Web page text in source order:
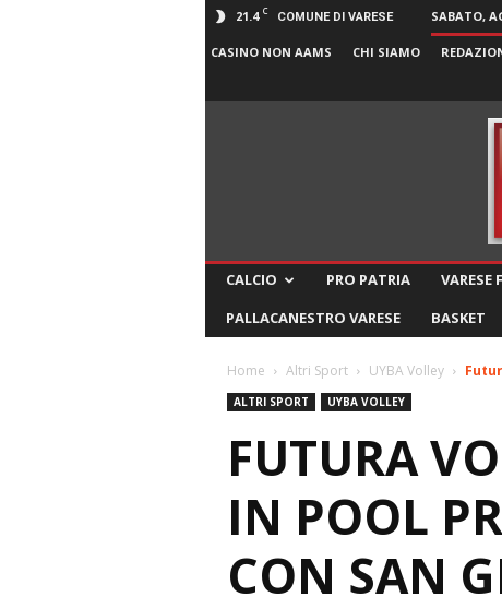
21.4 C COMUNE DI VARESE SABATO,
CASINO NON AAMS CHI SIAMO
CALCIO PRO PATRIA VARESE
PALLACANESTRO VARESE
BASKET
Home Altri Sport UYBA Volley
ALTRI SPORT UYBA VOLLEY
FUTURA
IN POOL
CON SAN